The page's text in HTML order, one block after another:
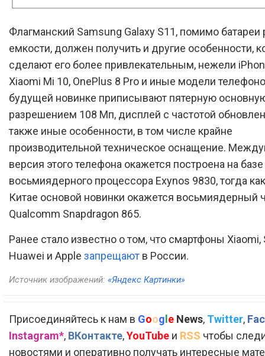
Флагманский Samsung Galaxy S11, помимо батареи
емкости, должен получить и другие особенности,
сделают его более привлекательным, нежели
Xiaomi Mi 10, OnePlus 8 Pro и иные модели
будущей новинке приписывают пятерную
разрешением 108 Мп, дисплей с частотой
также иные особенности, в том числе крайне
производительной техническое оснащение.
версия этого телефона окажется построена на базе
восьмиядерного процессора Exynos 9830, тогда
Китае основой новинки окажется восьмиядерный
Qualcomm Snapdragon 865.
Ранее стало известно о том, что смартфоны Xiaomi,
Huawei и Apple запрещают в России.
Источник изображений: «Яндекс Картинки»
Присоединяйтесь к нам в Google News, Twitter,
Instagram*, ВКонтакте,YouTube и RSS чтобы
новостями и оперативно получать интересные